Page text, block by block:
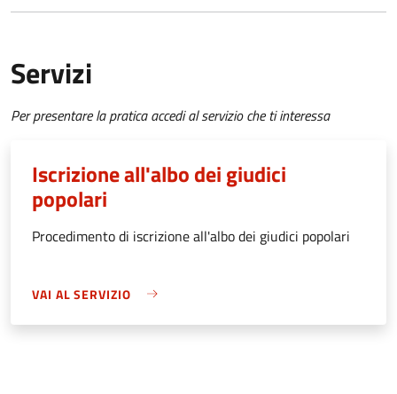
Servizi
Per presentare la pratica accedi al servizio che ti interessa
Iscrizione all'albo dei giudici
popolari
Procedimento di iscrizione all'albo dei giudici popolari
VAI AL SERVIZIO